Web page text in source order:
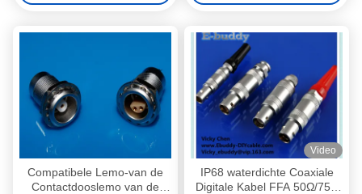
Serie Sdraad
Huisvesting
Compatibele Lemo-van de
Contactdooslemo van de
Video
IP68 waterdichte Coaxiale
Digitale Kabel FFA 50Ω/75Ω